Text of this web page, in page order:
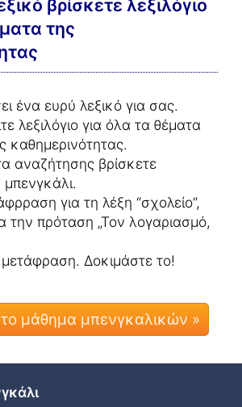
βρίσκετε λεξιλόγιο
της
ένα ευρύ λεξικό για σας.
λεξιλόγιο για όλα τα θέματα
καθημερινότητας.
αναζήτησης βρίσκετε
για τη λέξη “σχολείο”,
την πρόταση „Τον λογαριασμό,
Δοκιμάστε το!
το μάθημα μπενγκαλικών »